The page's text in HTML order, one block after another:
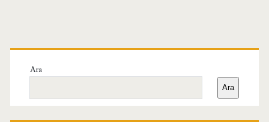
Birincil
Yan
Menü
Ara
Ara